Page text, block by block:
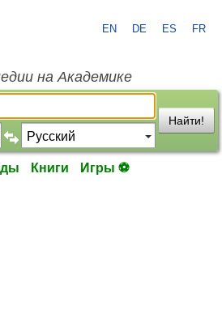
EN DE ES FR
на Академике
Найти!
Книги Игры ⚽